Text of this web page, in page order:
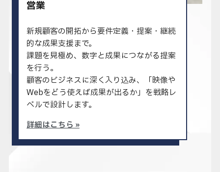
営業
新規顧客の開拓から要件定義・提案・継続
的な成果支援まで。
課題を見極め、数字と成果につながる提案
を行う。
顧客のビジネスに深く入り込み、「映像や
Webをどう使えば成果が出るか」を戦略レ
ベルで設計します。
詳細はこちら »